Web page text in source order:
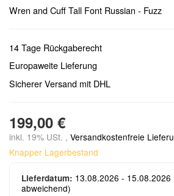
Wren and Cuff Tall Font Russian - Fuzz
14 Tage Rückgaberecht
Europaweite Lieferung
Sicherer Versand mit DHL
199,00 €
inkl. 19% USt. , Versandkostenfreie
Knapper Lagerbestand
Lieferdatum: 13.08.2026 - 15.08.2026
abweichend)